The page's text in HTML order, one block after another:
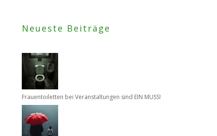
Neueste Beiträge
Frauentoiletten bei Veranstaltungen sind EIN MUSS!